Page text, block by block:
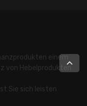
einem
von Hebelprodukten
Sie sich leisten